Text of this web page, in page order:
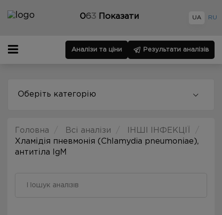
063 Показати UA RU
Аналізи та ціни Результати аналізів
Оберіть категорію
Головна Всі аналізи
ІНШІ ІНФЕКЦІЇ
Хламідія пневмонія (Chlamydia pneumoniae),
антитіла IgM